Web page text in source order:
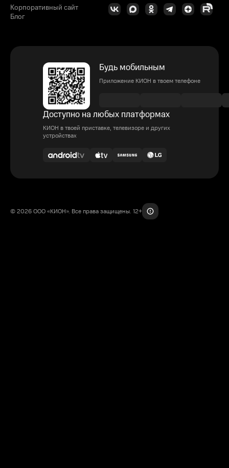
Корпоративный сайт
Блог
Будь мобильным
Приложение КИОН в твоем телефоне
Доступно на любых платформах
КИОН в твоей приставке, телевизоре и других
устройствах
© 2026 ООО «КИОН». Все права защищены. 12+